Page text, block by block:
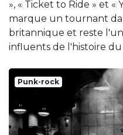
», « Ticket to Ride » et «
marque un tournant
britannique et reste
influents de l'histoire du
Punk-rock